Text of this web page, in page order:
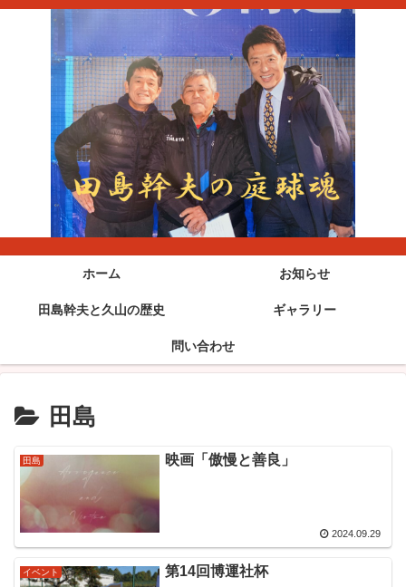
ホーム お知らせ
田島幹夫と久山の歴史 ギャラリー
問い合わせ
田島
田島 映画「傲慢と善良」
2024.09.29
イベント 第14回博運社杯